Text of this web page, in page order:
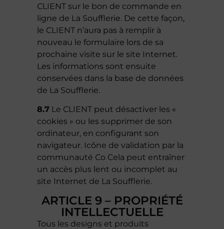
CLIENT sur le bon de commande en
ligne de La Soufflerie. De cette façon,
le CLIENT n’aura pas à remplir à
nouveau le formulaire lors de sa
prochaine visite sur le site Internet.
Les informations sont ensuite
conservées dans la base de données
de La Soufflerie.
8.7 Le CLIENT peut désactiver les «
cookies » ou les supprimer de son
ordinateur, en configurant son
navigateur. Icône de validation par la
communauté Co Cela peut entraîner
un accès plus lent ou incomplet au
site Internet de La Soufflerie.
ARTICLE 9 – PROPRIÉTÉ
INTELLECTUELLE
Tous les designs et produits